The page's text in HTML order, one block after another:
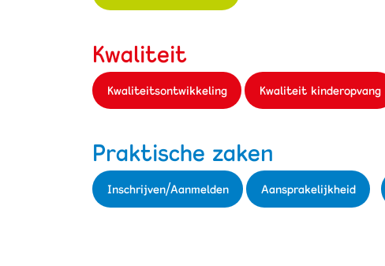
Kwaliteit
Kwaliteitsontwikkeling Kwaliteit kinderopvang
Praktische zaken
Inschrijven/Aanmelden Aansprakelijkheid